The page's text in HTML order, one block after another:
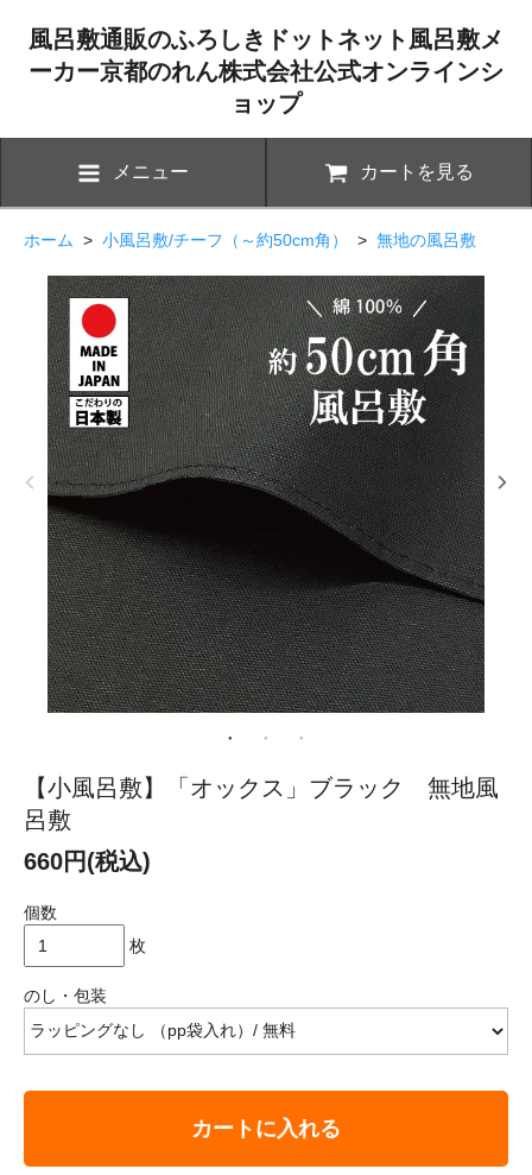
風呂敷通販のふろしきドットネット風呂敷メ
ーカー京都のれん株式会社公式オンラインシ
ョップ
メニュー カートを見る
ホーム > 小風呂敷/チーフ（～約50cm角） > 無地の風呂敷
【小風呂敷】「オックス」ブラック 無地風
呂敷
660円(税込)
個数
枚
のし・包装
カートに入れる